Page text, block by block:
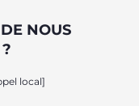
NOUS
local]